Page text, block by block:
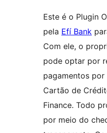
Este é o Plugin
pela Efí Bank
Com ele, o
pode optar por
pagamentos por
Cartão de
Finance. Todo
por meio do